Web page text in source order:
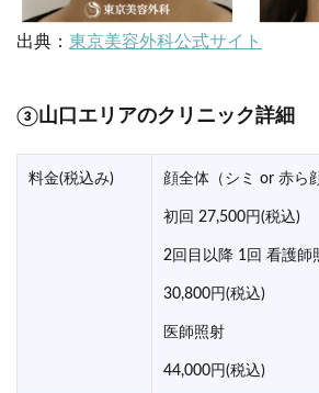
出典： 東京美容外科公式サイト
③山口エリアのクリニック詳細
料金(税込み) 顔全体（シミ or 赤ら
初回 27,500円(税込)
2回目以降 1回 看護師
30,800円(税込)
医師照射
44,000円(税込)